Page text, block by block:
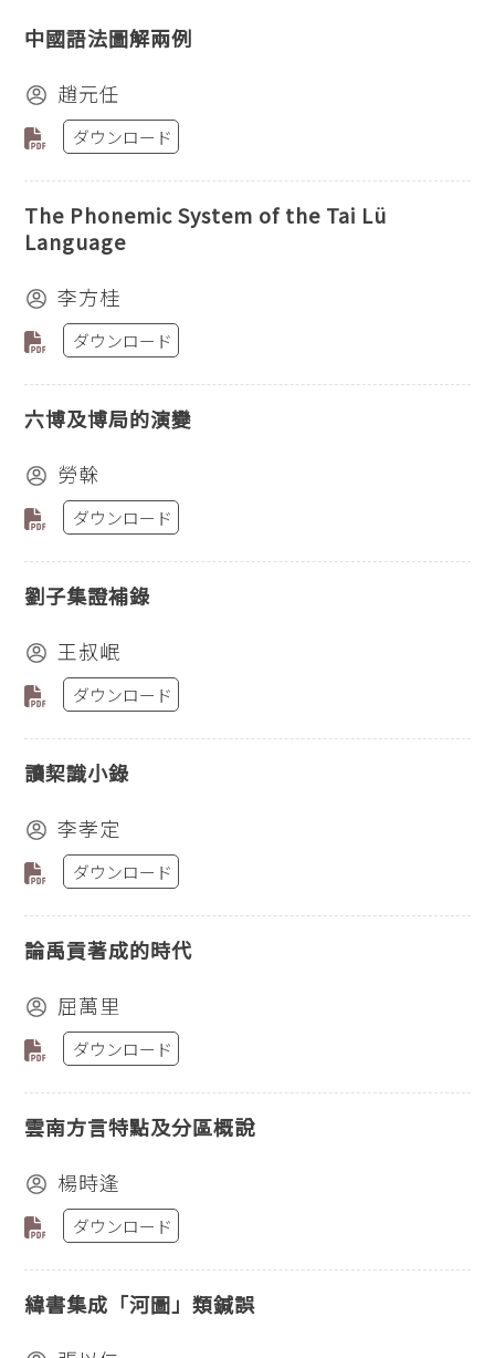
中國語法圖解兩例
趙元任
ダウンロード
The Phonemic System of the Tai Lü
Language
李方桂
ダウンロード
六博及博局的演變
勞榦
ダウンロード
劉子集證補錄
王叔岷
ダウンロード
讀栔識小錄
李孝定
ダウンロード
論禹貢著成的時代
屈萬里
ダウンロード
雲南方言特點及分區概說
楊時逢
ダウンロード
緯書集成「河圖」類鍼誤